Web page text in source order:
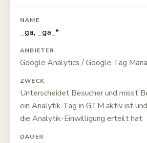
NAME
_ga, _ga_*
ANBIETER
Google Analytics / Google Tag
ZWECK
Unterscheidet Besucher und misst
ein Analytik-Tag in GTM aktiv ist
die Analytik-Einwilligung erteilt hat.
DAUER